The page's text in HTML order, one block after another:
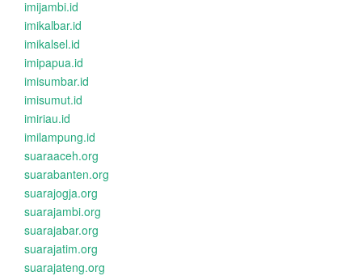
imijambi.id
imikalbar.id
imikalsel.id
imipapua.id
imisumbar.id
imisumut.id
imiriau.id
imilampung.id
suaraaceh.org
suarabanten.org
suarajogja.org
suarajambi.org
suarajabar.org
suarajatim.org
suarajateng.org